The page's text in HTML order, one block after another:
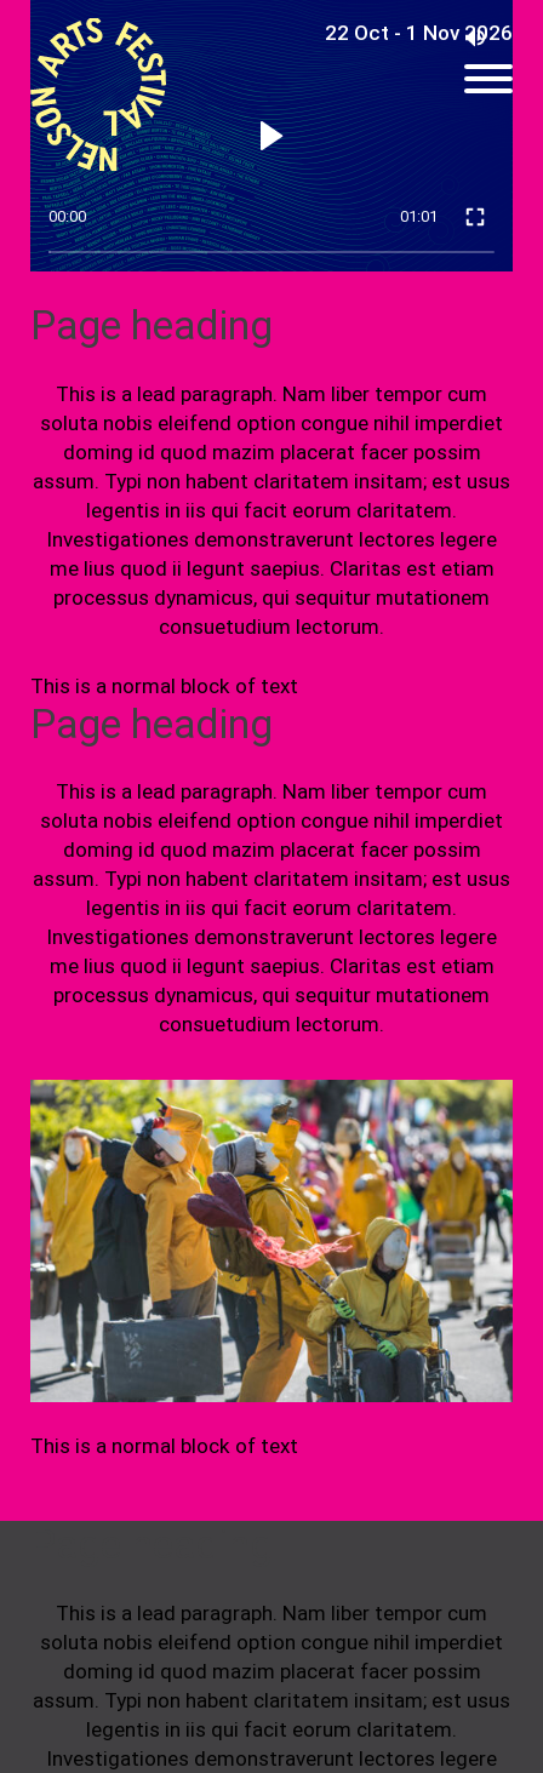
22 Oct - 1 Nov 2026
00:00 01:01
Page heading
This is a lead paragraph. Nam liber tempor cum
soluta nobis eleifend option congue nihil imperdiet
doming id quod mazim placerat facer possim
assum. Typi non habent claritatem insitam; est usus
legentis in iis qui facit eorum claritatem.
Investigationes demonstraverunt lectores legere
me lius quod ii legunt saepius. Claritas est etiam
processus dynamicus, qui sequitur mutationem
consuetudium lectorum.
This is a normal block of text
Page heading
This is a lead paragraph. Nam liber tempor cum
soluta nobis eleifend option congue nihil imperdiet
doming id quod mazim placerat facer possim
assum. Typi non habent claritatem insitam; est usus
legentis in iis qui facit eorum claritatem.
Investigationes demonstraverunt lectores legere
me lius quod ii legunt saepius. Claritas est etiam
processus dynamicus, qui sequitur mutationem
consuetudium lectorum.
This is a normal block of text
This is a lead paragraph. Nam liber tempor cum
soluta nobis eleifend option congue nihil imperdiet
doming id quod mazim placerat facer possim
assum. Typi non habent claritatem insitam; est usus
legentis in iis qui facit eorum claritatem.
Investigationes demonstraverunt lectores legere